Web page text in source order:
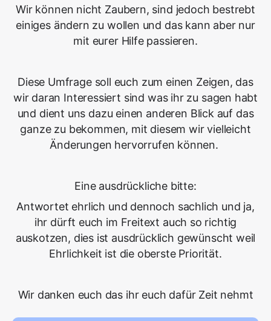
Wir können nicht Zaubern, sind jedoch bestrebt
einiges ändern zu wollen und das kann aber nur
mit eurer Hilfe passieren.
Diese Umfrage soll euch zum einen Zeigen, das
wir daran Interessiert sind was ihr zu sagen habt
und dient uns dazu einen anderen Blick auf das
ganze zu bekommen, mit diesem wir vielleicht
Änderungen hervorrufen können.
Eine ausdrückliche bitte:
Antwortet ehrlich und dennoch sachlich und ja,
ihr dürft euch im Freitext auch so richtig
auskotzen, dies ist ausdrücklich gewünscht weil
Ehrlichkeit ist die oberste Priorität.
Wir danken euch das ihr euch dafür Zeit nehmt